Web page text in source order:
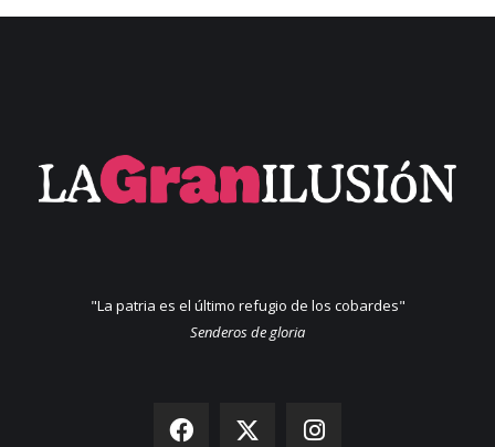
"La patria es el último refugio de los cobardes"
Senderos de gloria